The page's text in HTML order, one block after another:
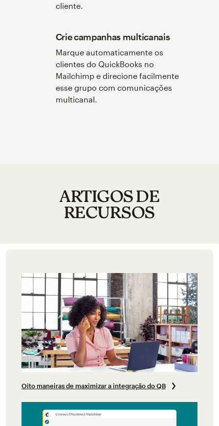
cliente.
Crie campanhas multicanais
Marque automaticamente os
clientes do QuickBooks no
Mailchimp e direcione facilmente
esse grupo com comunicações
multicanal.
ARTIGOS DE
RECURSOS
Oito maneiras de maximizar a integração do QB